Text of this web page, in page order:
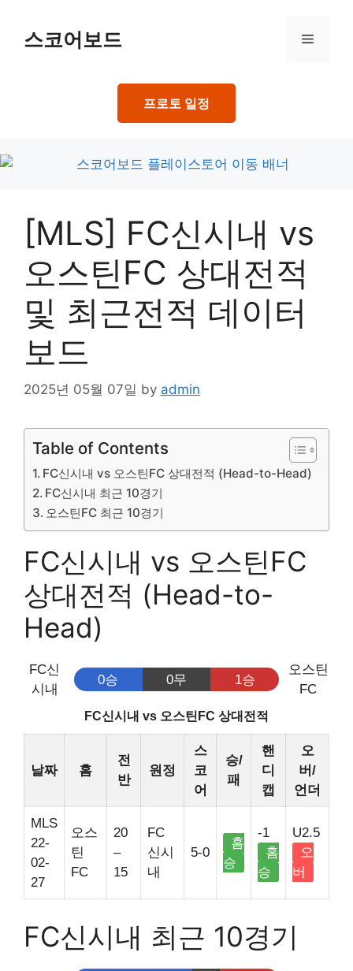
content스코어보드 Menu
프로토 일정
[MLS] FC신시내 vs
오스틴FC 상대전적
및 최근전적 데이터
보드
2025년 05월 07일 by admin
Table of Contents
FC신시내 vs 오스틴FC 상대전적 (Head-to-Head)
FC신시내 최근 10경기
오스틴FC 최근 10경기
FC신시내 vs 오스틴FC
상대전적 (Head-to-
Head)
FC신
시내
0승 0무 1승
오스틴
FC
FC신시내 vs 오스틴FC 상대전적
날짜 홈
전
반
원정
스
코
어
승/
패
핸
디
캡
오
버/
언더
MLS
22-
02-
27
오스
틴
FC
20
–
15
FC
신시
내
5-0
홈
승
-1
홈
승
U2.5
오
버
FC신시내 최근 10경기